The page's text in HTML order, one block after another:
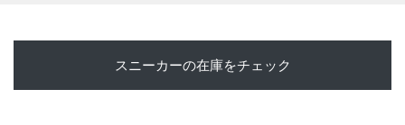
せた"JA"ロゴ、爪痕のようなスクラッチディテールが、モラ
ントの恐れを知らないスタイルを映し出している。
スニーカーの在庫をチェック